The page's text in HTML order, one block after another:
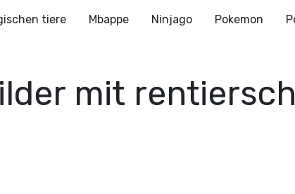
tiere Mbappe Ninjago Pokemon
mit